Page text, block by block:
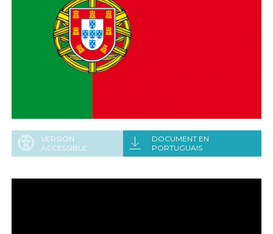
VERSION
ACCESSIBLE
DOCUMENT EN
PORTUGUAIS